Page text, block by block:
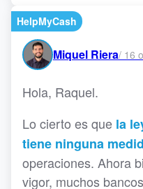
HelpMyCash
Miquel Riera/ 16
Hola, Raquel.
Lo cierto es que la
tiene ninguna
operaciones. Ahora
vigor, muchos